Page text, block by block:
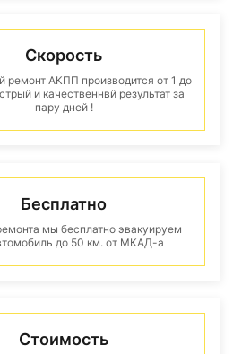
Скорость
ремонт АКПП производится от 1 до
и качественнвй результат за
пару дней !
Бесплатно
мы бесплатно эвакуируем
до 50 км. от МКАД-а
Стоимость